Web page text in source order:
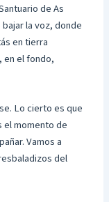
de As
la voz, donde
en tierra
en el fondo,
Lo cierto es que
el momento de
Vamos a
del